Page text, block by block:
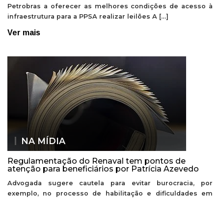
Petrobras a oferecer as melhores condições de acesso à
infraestrutura para a PPSA realizar leilões A […]
Ver mais
NA MÍDIA
Regulamentação do Renaval tem pontos de
atenção para beneficiários por Patrícia Azevedo
Advogada sugere cautela para evitar burocracia, por
exemplo, no processo de habilitação e dificuldades em